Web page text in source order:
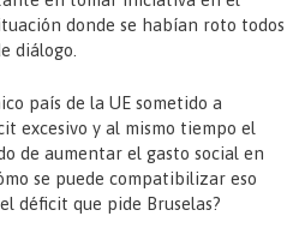
donde se habían roto todos
diálogo.
país de la UE sometido a
excesivo y al mismo tiempo el
de aumentar el gasto social en
se puede compatibilizar eso
déficit que pide Bruselas?